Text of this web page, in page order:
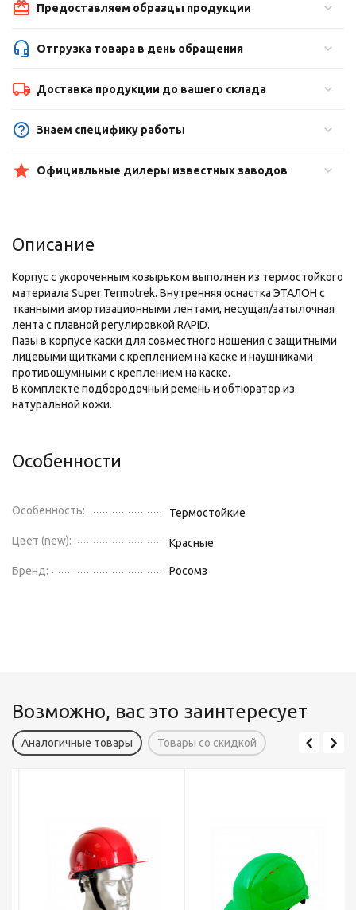
Предоставляем образцы продукции
Отгрузка товара в день обращения
Доставка продукции до вашего склада
Знаем специфику работы
Официальные дилеры известных заводов
Описание
Корпус с укороченным козырьком выполнен из термостойкого
материала Super Termotrek. Внутренняя оснастка ЭТАЛОН с
тканными амортизационными лентами, несущая/затылочная
лента с плавной регулировкой RAPID.
Пазы в корпусе каски для совместного ношения с защитными
лицевыми щитками с креплением на каске и наушниками
противошумными с креплением на каске.
В комплекте подбородочный ремень и обтюратор из
натуральной кожи.
Особенности
Особенность: Термостойкие
Цвет (new): Красные
Бренд: Росомз
Возможно, вас это заинтересует
Аналогичные товары Товары со скидкой